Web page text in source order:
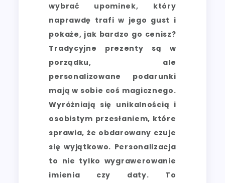
wybrać upominek, który
naprawdę trafi w jego gust i
pokaże, jak bardzo go cenisz?
Tradycyjne prezenty są w
porządku, ale
personalizowane podarunki
mają w sobie coś magicznego.
Wyróżniają się unikalnością i
osobistym przesłaniem, które
sprawia, że obdarowany czuje
się wyjątkowo. Personalizacja
to nie tylko wygrawerowanie
imienia czy daty. To